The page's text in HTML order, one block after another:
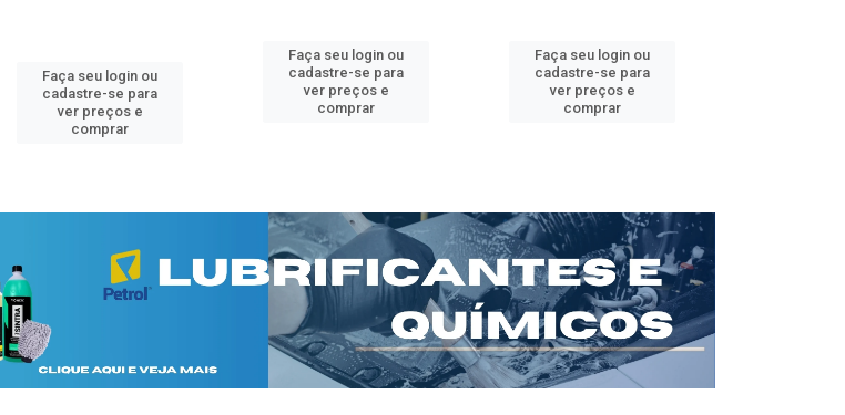
Faça seu login ou
cadastre-se para
ver preços e
comprar
Faça seu login ou
cadastre-se para
ver preços e
comprar
Faça seu login ou
cadastre-se para
ver preços e
comprar